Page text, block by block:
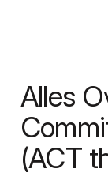
Alles
(ACT